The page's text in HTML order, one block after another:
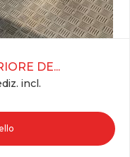
DE...
incl.